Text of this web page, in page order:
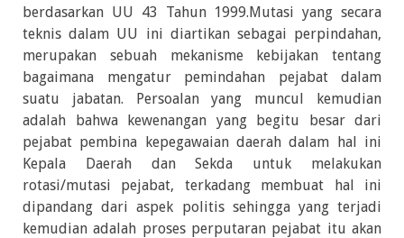
berdasarkan UU 43 Tahun 1999.Mutasi yang secara
teknis dalam UU ini diartikan sebagai perpindahan,
merupakan sebuah mekanisme kebijakan tentang
bagaimana mengatur pemindahan pejabat dalam
suatu jabatan. Persoalan yang muncul kemudian
adalah bahwa kewenangan yang begitu besar dari
pejabat pembina kepegawaian daerah dalam hal ini
Kepala Daerah dan Sekda untuk melakukan
rotasi/mutasi pejabat, terkadang membuat hal ini
dipandang dari aspek politis sehingga yang terjadi
kemudian adalah proses perputaran pejabat itu akan